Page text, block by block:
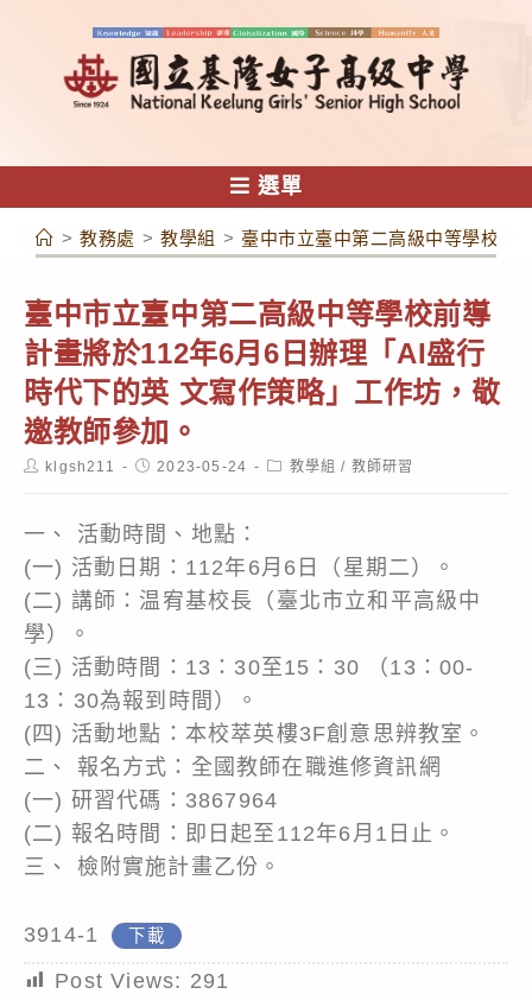
容
選單
> 教務處 > 教學組 > 臺中市立臺中第二高級中等學校前
臺中市立臺中第二高級中等學校前導
計畫將於112年6月6日辦理「AI盛行
時代下的英 文寫作策略」工作坊，敬
邀教師參加。
Postklgsh211
Post2023-05-24
Post教學組 / 教師研習
一、 活動時間、地點：
(一) 活動日期：112年6月6日（星期二）。
(二) 講師：温宥基校長（臺北市立和平高級中
學）。
(三) 活動時間：13：30至15：30 （13：00-
13：30為報到時間）。
(四) 活動地點：本校萃英樓3F創意思辨教室。
二、 報名方式：全國教師在職進修資訊網
(一) 研習代碼：3867964
(二) 報名時間：即日起至112年6月1日止。
三、 檢附實施計畫乙份。
3914-1 下載
Post Views: 291